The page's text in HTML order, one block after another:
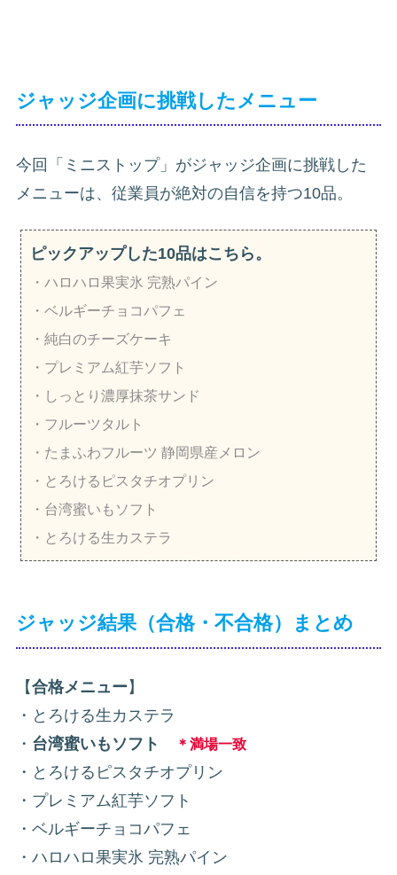
ジャッジ企画に挑戦したメニュー
今回「ミニストップ」がジャッジ企画に挑戦した
メニューは、従業員が絶対の自信を持つ10品。
ピックアップした10品はこちら。
・ハロハロ果実氷 完熟パイン
・ベルギーチョコパフェ
・純白のチーズケーキ
・プレミアム紅芋ソフト
・しっとり濃厚抹茶サンド
・フルーツタルト
・たまふわフルーツ 静岡県産メロン
・とろけるピスタチオプリン
・台湾蜜いもソフト
・とろける生カステラ
ジャッジ結果（合格・不合格）まとめ
【合格メニュー】
・とろける生カステラ
・ 台湾蜜いもソフト ＊満場一致
・とろけるピスタチオプリン
・プレミアム紅芋ソフト
・ベルギーチョコパフェ
・ハロハロ果実氷 完熟パイン